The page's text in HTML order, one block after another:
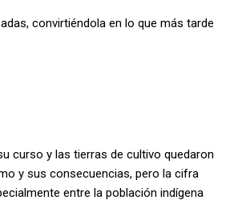
convirtiéndola en lo que más tarde
curso y las tierras de cultivo quedaron
y sus consecuencias, pero la cifra
entre la población indígena